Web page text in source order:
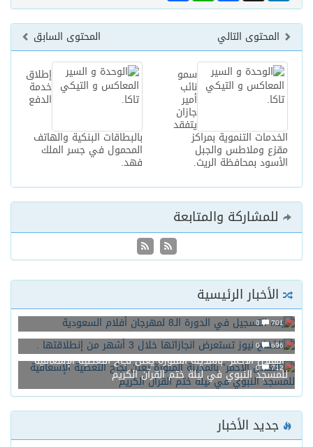
المحتوى السابق
المحتوى التالي
إطلاق
خدمة
الدفع
بالبطاقات البنكية والهاتف
المحمول في جسر الملك
فهد.
سمو
نائب
أمير
جازان
يتفقد
الخدمات التنموية بمراكز
مقزع وملاطس والجبل
الأسود بمحافظة الريث.
للمشاركة والمتابعة
الأخبار الرئيسية
701
0
بدء التسجيل في الدورة الـ8 لمهرجان أفلام السعودية
696
0
الكفاح نيوز تستعرض انجازاتها خلال 3 أشهر من إنطلاقتها .
712
0
“الهلال الأحمر” بالمدينة المنورة يعلن نجاح التغطية الإسعافية
للمسجد النبوي في ليلة ختم القرآن الكريم
جديد الأخبار